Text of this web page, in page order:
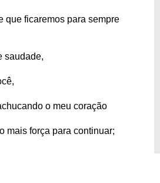
que ficaremos para sempre
saudade,
o meu coração
mais força para continuar;
presença,